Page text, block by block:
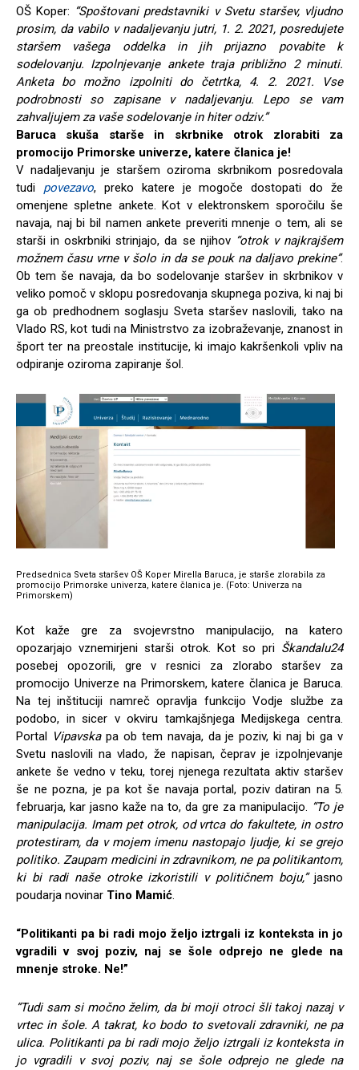
OŠ Koper: “Spoštovani predstavniki v Svetu staršev, vljudno
prosim, da vabilo v nadaljevanju jutri, 1. 2. 2021, posredujete
staršem vašega oddelka in jih prijazno povabite k
sodelovanju. Izpolnjevanje ankete traja približno 2 minuti.
Anketa bo možno izpolniti do četrtka, 4. 2. 2021. Vse
podrobnosti so zapisane v nadaljevanju. Lepo se vam
zahvaljujem za vaše sodelovanje in hiter odziv.”
Baruca skuša starše in skrbnike otrok zlorabiti za
promocijo Primorske univerze, katere članica je!
V nadaljevanju je staršem oziroma skrbnikom posredovala
tudi povezavo, preko katere je mogoče dostopati do že
omenjene spletne ankete. Kot v elektronskem sporočilu še
navaja, naj bi bil namen ankete preveriti mnenje o tem, ali se
starši in oskrbniki strinjajo, da se njihov “otrok v najkrajšem
možnem času vrne v šolo in da se pouk na daljavo prekine”.
Ob tem še navaja, da bo sodelovanje staršev in skrbnikov v
veliko pomoč v sklopu posredovanja skupnega poziva, ki naj bi
ga ob predhodnem soglasju Sveta staršev naslovili, tako na
Vlado RS, kot tudi na Ministrstvo za izobraževanje, znanost in
šport ter na preostale institucije, ki imajo kakršenkoli vpliv na
odpiranje oziroma zapiranje šol.
Predsednica Sveta staršev OŠ Koper Mirella Baruca, je starše zlorabila za
promocijo Primorske univerza, katere članica je. (Foto: Univerza na
Primorskem)
Kot kaže gre za svojevrstno manipulacijo, na katero
opozarjajo vznemirjeni starši otrok. Kot so pri Škandalu24
posebej opozorili, gre v resnici za zlorabo staršev za
promocijo Univerze na Primorskem, katere članica je Baruca.
Na tej inštituciji namreč opravlja funkcijo Vodje službe za
podobo, in sicer v okviru tamkajšnjega Medijskega centra.
Portal Vipavskapa ob tem navaja, da je poziv, ki naj bi ga v
Svetu naslovili na vlado, že napisan, čeprav je izpolnjevanje
ankete še vedno v teku, torej njenega rezultata aktiv staršev
še ne pozna, je pa kot še navaja portal, poziv datiran na 5.
februarja, kar jasno kaže na to, da gre za manipulacijo. “To je
manipulacija. Imam pet otrok, od vrtca do fakultete, in ostro
protestiram, da v mojem imenu nastopajo ljudje, ki se grejo
politiko. Zaupam medicini in zdravnikom, ne pa politikantom,
ki bi radi naše otroke izkoristili v političnem boju,” jasno
poudarja novinar Tino Mamić.
“Politikanti pa bi radi mojo željo iztrgali iz konteksta in jo
vgradili v svoj poziv, naj se šole odprejo ne glede na
mnenje stroke. Ne!”
“Tudi sam si močno želim, da bi moji otroci šli takoj nazaj v
vrtec in šole. A takrat, ko bodo to svetovali zdravniki, ne pa
ulica. Politikanti pa bi radi mojo željo iztrgali iz konteksta in
jo vgradili v svoj poziv, naj se šole odprejo ne glede na